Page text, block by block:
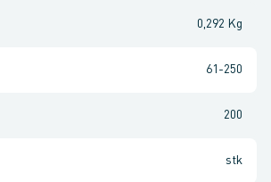
0,292 Kg
61-250
200
stk